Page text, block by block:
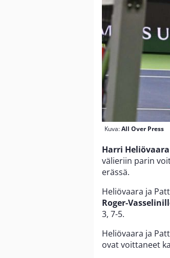
Kuva:All Over Press
Harri Heliövaara
välieriin parin
erässä.
Heliövaara ja
Roger-
3, 7-5.
Heliövaara ja
ovat voittaneet